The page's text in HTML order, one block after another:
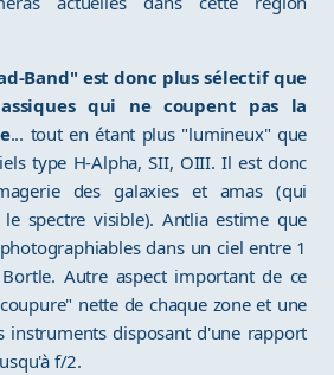
Band" est donc plus sélectif que
qui ne coupent pas la
... tout en étant plus "lumineux" que
type H-Alpha, SII, OIII. Il est donc
des galaxies et amas (qui
spectre visible). Antlia estime que
dans un ciel entre 1
Autre aspect important de ce
nette de chaque zone et une
instruments disposant d'une rapport
f/2.